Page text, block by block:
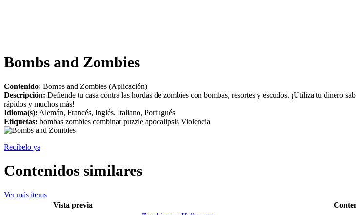
Bombs and Zombies
Contenido: Bombs and Zombies (Aplicación)
Descripción: Defiende tu casa contra las hordas de zombies con bombas, resortes y escudos. ¡Utiliza tu dinero
rápidos y muchos más!
Idioma(s): Alemán, Francés, Inglés, Italiano, Portugués
Etiquetas: bombas zombies combinar puzzle apocalipsis Violencia
Recíbelo ya
Contenidos similares
Ver más ítems
Vista previa